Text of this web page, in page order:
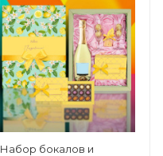
Набор бокалов и